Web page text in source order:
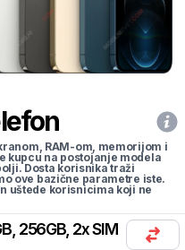
RAM-om, memorijom i
kupcu na postojanje modela
Dosta korisnika traži
ove bazične parametre iste.
uštede korisnicima koji ne
256GB, 2x SIM